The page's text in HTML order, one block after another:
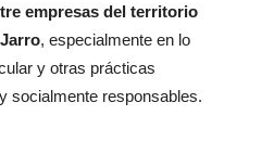
empresas del territorio
, especialmente en lo
y otras prácticas
socialmente responsables.